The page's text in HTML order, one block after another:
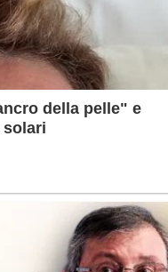
della pelle" e
solari